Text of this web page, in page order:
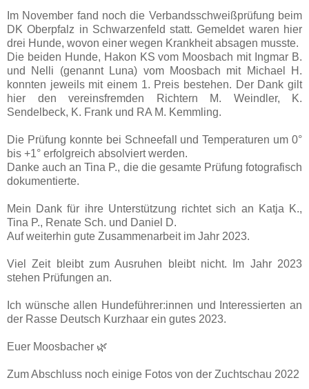
Im November fand noch die Verbandsschweißprüfung beim
DK Oberpfalz in Schwarzenfeld statt. Gemeldet waren hier
drei Hunde, wovon einer wegen Krankheit absagen musste.
Die beiden Hunde, Hakon KS vom Moosbach mit Ingmar B.
und Nelli (genannt Luna) vom Moosbach mit Michael H.
konnten jeweils mit einem 1. Preis bestehen. Der Dank gilt
hier den vereinsfremden Richtern M. Weindler, K.
Sendelbeck, K. Frank und RA M. Kemmling.
Die Prüfung konnte bei Schneefall und Temperaturen um 0°
bis +1° erfolgreich absolviert werden.
Danke auch an Tina P., die die gesamte Prüfung fotografisch
dokumentierte.
Mein Dank für ihre Unterstützung richtet sich an Katja K.,
Tina P., Renate Sch. und Daniel D.
Auf weiterhin gute Zusammenarbeit im Jahr 2023.
Viel Zeit bleibt zum Ausruhen bleibt nicht. Im Jahr 2023
stehen Prüfungen an.
Ich wünsche allen Hundeführer:innen und Interessierten an
der Rasse Deutsch Kurzhaar ein gutes 2023.
Euer Moosbacher 🌿
Zum Abschluss noch einige Fotos von der Zuchtschau 2022